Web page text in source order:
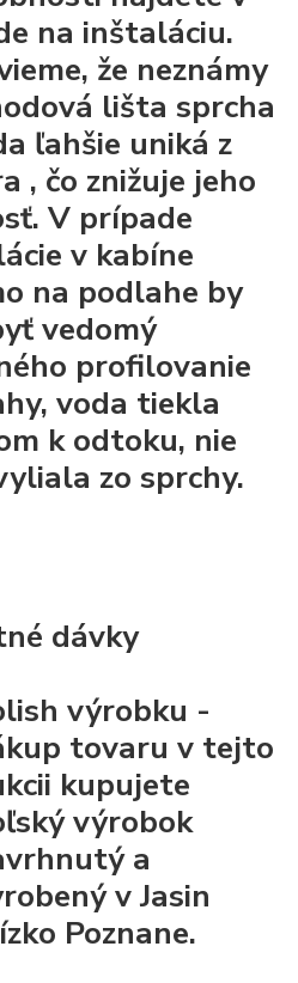
na inštaláciu.
že neznámy
lištasprcha
ľahšie uniká z
, čo znižuje jeho
V prípade
v kabíne
na podlahe by
vedomý
profilovanie
voda tiekla
k odtoku, nie
zo sprchy.
dávky
výrobku -
tovaru v tejto
kupujete
výrobok
a
v Jasin
Poznane.